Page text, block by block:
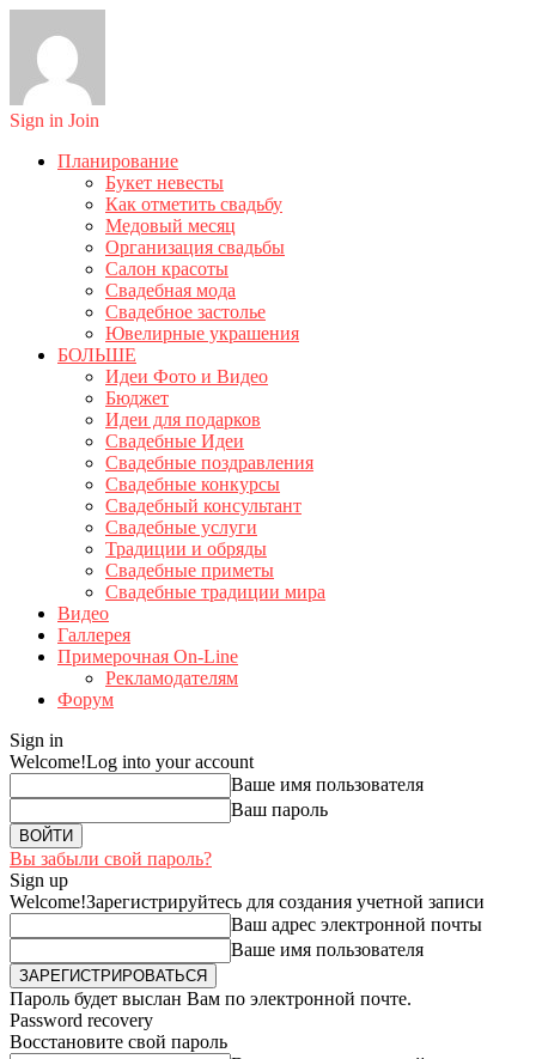
Sign in Join
Планирование
Букет невесты
Как отметить свадьбу
Медовый месяц
Организация свадьбы
Салон красоты
Свадебная мода
Свадебное застолье
Ювелирные украшения
БОЛЬШЕ
Идеи Фото и Видео
Бюджет
Идеи для подарков
Свадебные Идеи
Свадебные поздравления
Свадебные конкурсы
Свадебный консультант
Свадебные услуги
Традиции и обряды
Свадебные приметы
Свадебные традиции мира
Видео
Галлерея
Примерочная On-Line
Рекламодателям
Форум
Sign in
Welcome!Log into your account
Ваше имя пользователя
Ваш пароль
Вы забыли свой пароль?
Sign up
Welcome!Зарегистрируйтесь для создания учетной записи
Ваш адрес электронной почты
Ваше имя пользователя
Пароль будет выслан Вам по электронной почте.
Password recovery
Восстановите свой пароль